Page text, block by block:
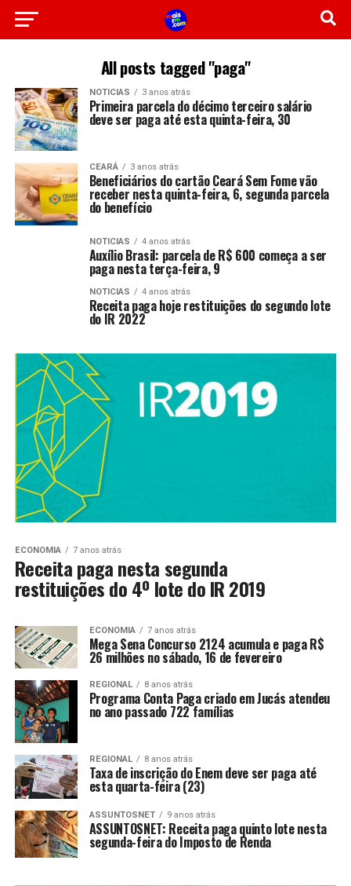
All posts tagged "paga"
NOTICIAS 3 anos atrás
Primeira parcela do décimo terceiro salário
deve ser paga até esta quinta-feira, 30
CEARÁ 3 anos atrás
Beneficiários do cartão Ceará Sem Fome vão
receber nesta quinta-feira, 6, segunda parcela
do benefício
NOTICIAS 4 anos atrás
Auxílio Brasil: parcela de R$ 600 começa a ser
paga nesta terça-feira, 9
NOTICIAS 4 anos atrás
Receita paga hoje restituições do segundo lote
do IR 2022
ECONOMIA 7 anos atrás
Receita paga nesta segunda
restituições do 4º lote do IR 2019
ECONOMIA 7 anos atrás
Mega Sena Concurso 2124 acumula e paga R$
26 milhões no sábado, 16 de fevereiro
REGIONAL 8 anos atrás
Programa Conta Paga criado em Jucás atendeu
no ano passado 722 famílias
REGIONAL 8 anos atrás
Taxa de inscrição do Enem deve ser paga até
esta quarta-feira (23)
ASSUNTOSNET 9 anos atrás
ASSUNTOSNET: Receita paga quinto lote nesta
segunda-feira do Imposto de Renda